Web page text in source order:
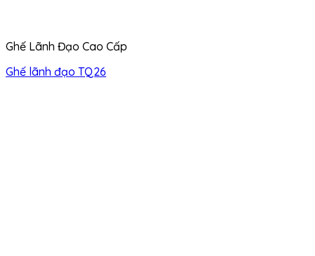
Ghế Lãnh Đạo Cao Cấp
Ghế lãnh đạo TQ26